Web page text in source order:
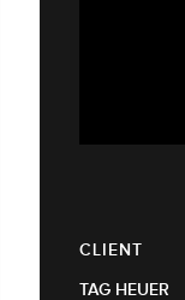
CLIENT
TAG HEUER